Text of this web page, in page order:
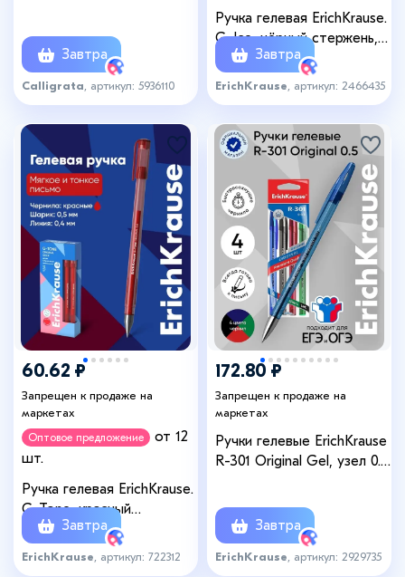
Завтра
Calligrata , артикул: 5936110
Ручка гелевая ErichKrause.
G-Ice, чёрный стержень,
узел 0.5 мм
Завтра
ErichKrause , артикул: 2466435
60.62 ₽
Запрещен к продаже на
маркетах
Оптовое предложение
от 12
шт.
Ручка гелевая ErichKrause.
G-Tone, красный
стержень, узел 0.5 мм
Завтра
ErichKrause , артикул: 722312
+3
172.80 ₽
Запрещен к продаже на
маркетах
Ручки гелевые ErichKrause
R-301 Original Gel, узел 0.5
Завтра
ErichKrause , артикул: 2929735